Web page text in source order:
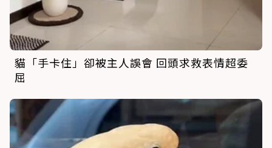
貓「手卡住」卻被主人誤會 回頭求救表情超委
屈